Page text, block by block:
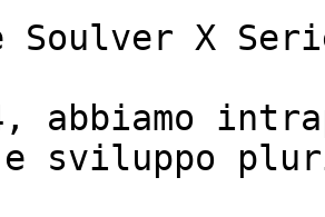
Soulver X
abbiamo
sviluppo